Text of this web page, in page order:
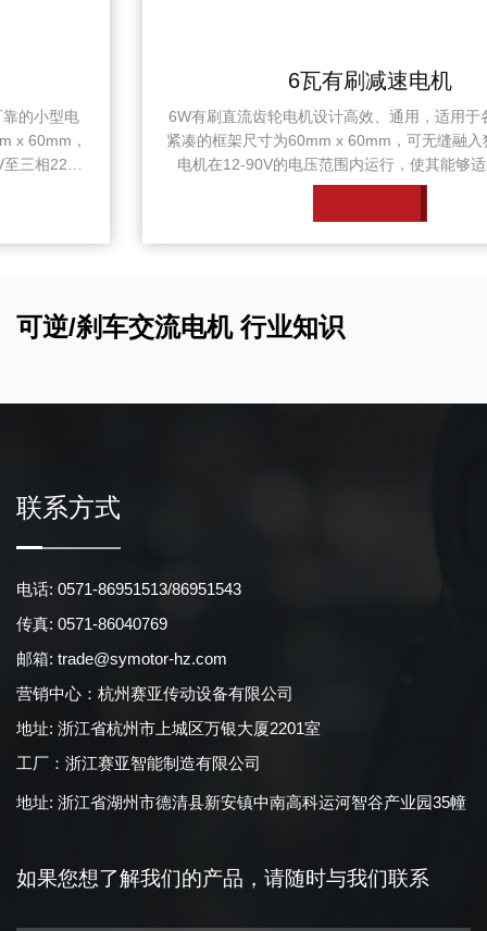
6瓦有刷减速电机
6W有刷直流齿轮电机设计高效、通用，适用于各种应用。其
紧凑的框架尺寸为60mm x 60mm，可无缝融入狭小的空间。
电机在12-90V的电压范围内运行，使其能够适应不同的电
源。 在空载条件下，电机的转速为3000-3200RPM，电流为
可逆/刹车交流电机 行业知识
联系方式
电话: 0571-86951513/86951543
传真: 0571-86040769
邮箱: trade@symotor-hz.com
营销中心：杭州赛亚传动设备有限公司
地址: 浙江省杭州市上城区万银大厦2201室
工厂：浙江赛亚智能制造有限公司
地址: 浙江省湖州市德清县新安镇中南高科运河智谷产业园35幢
如果您想了解我们的产品， 请随时与我们联系